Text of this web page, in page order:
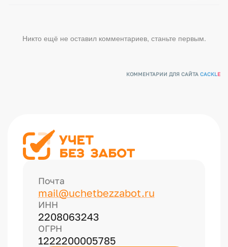
Никто ещё не оставил комментариев, станьте первым.
КОММЕНТАРИИ ДЛЯ САЙТАCACKLE
Почта
mail@uchetbezzabot.ru
ИНН
2208063243
ОГРН
1222200005785